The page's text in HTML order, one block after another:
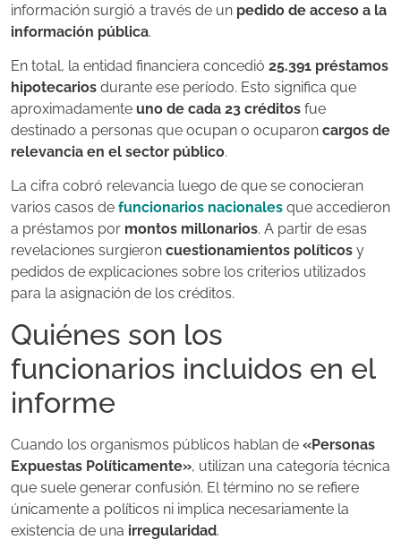
información surgió a través de un pedido de acceso a la
información pública.
En total, la entidad financiera concedió 25.391 préstamos
hipotecarios durante ese período. Esto significa que
aproximadamente uno de cada 23 créditos fue
destinado a personas que ocupan o ocuparon cargos de
relevancia en el sector público.
La cifra cobró relevancia luego de que se conocieran
varios casos de funcionarios nacionales que accedieron
a préstamos por montos millonarios. A partir de esas
revelaciones surgieron cuestionamientos políticos y
pedidos de explicaciones sobre los criterios utilizados
para la asignación de los créditos.
Quiénes son los
funcionarios incluidos en el
informe
Cuando los organismos públicos hablan de «Personas
Expuestas Políticamente», utilizan una categoría técnica
que suele generar confusión. El término no se refiere
únicamente a políticos ni implica necesariamente la
existencia de una irregularidad.